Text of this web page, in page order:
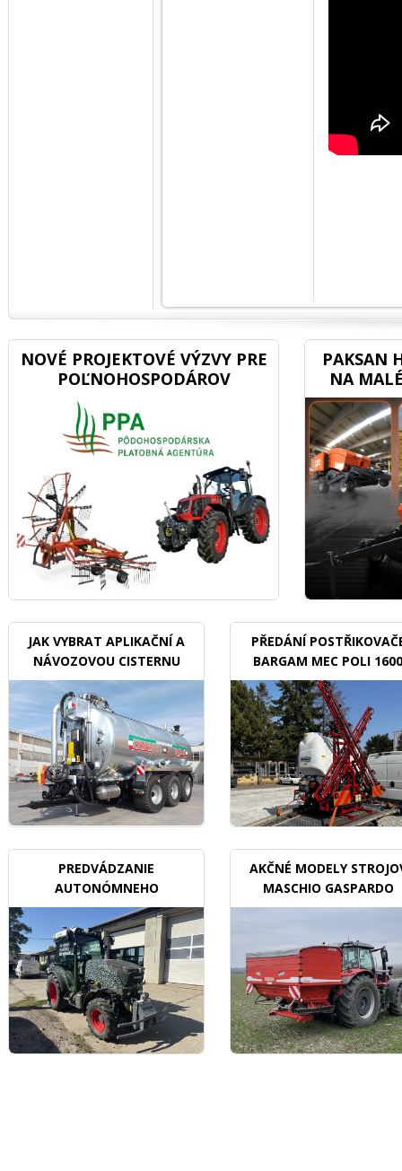
NOVÉ PROJEKTOVÉ VÝZVY PRE
POĽNOHOSPODÁROV
PAKSAN
NA
JAK VYBRAT APLIKAČNÍ A
NÁVOZOVOU CISTERNU
PŘEDÁNÍ
BARGAM MEC POLI 1600
BDX
PREDVÁDZANIE
AUTONÓMNEHO
TRAKTORU V SADOCH
AKČNÉ MODELY
MASCHIO GASPARDO